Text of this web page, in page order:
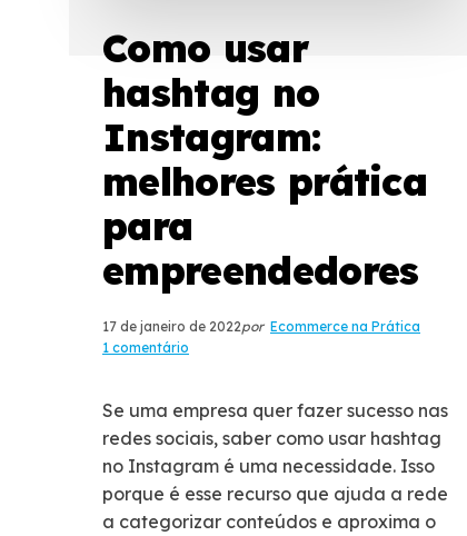
Como usar
hashtag no
Instagram:
melhores prática
para
empreendedores
17 de janeiro de 2022por Ecommerce na Prática
1 comentário
Se uma empresa quer fazer sucesso nas
redes sociais, saber como usar hashtag
no Instagram é uma necessidade. Isso
porque é esse recurso que ajuda a rede
a categorizar conteúdos e aproxima o